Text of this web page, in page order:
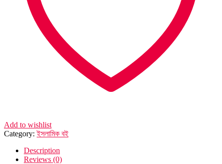
Add to wishlist
Category:ইসলামিক বই
Description
Reviews (0)